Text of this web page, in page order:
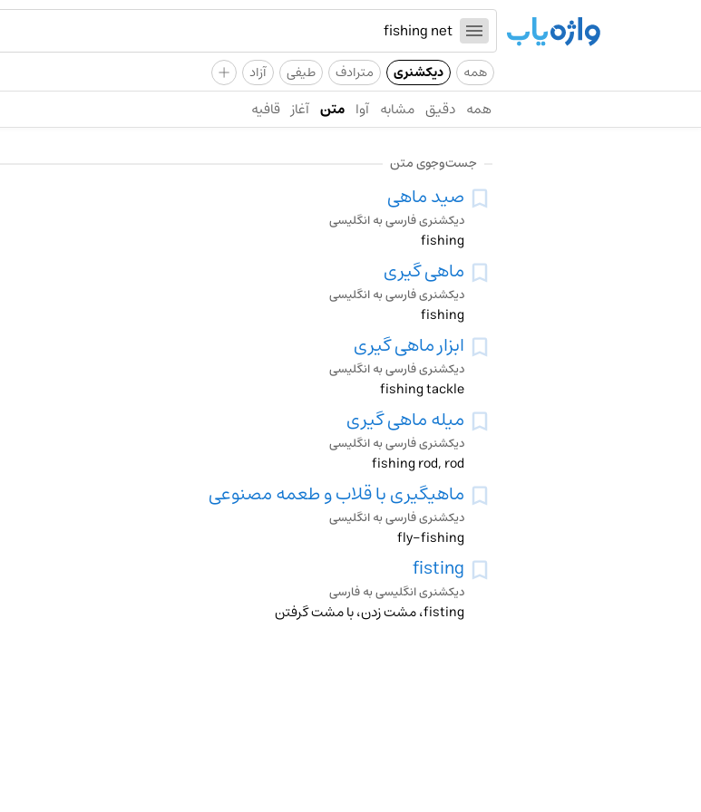
همه دیکشنری مترادف طیفی آزاد +
همه دقیق مشابه آوا متن آغاز قافیه
جست‌وجوی متن
صید ماهی
دیکشنری فارسی به انگلیسی
fishing
ماهی گیری
دیکشنری فارسی به انگلیسی
fishing
ابزار ماهی گیری
دیکشنری فارسی به انگلیسی
fishing tackle
میله ماهی گیری
دیکشنری فارسی به انگلیسی
fishing rod, rod
ماهیگیری با قلاب و طعمه مصنوعی
دیکشنری فارسی به انگلیسی
fly-fishing
fisting
دیکشنری انگلیسی به فارسی
fisting، مشت زدن، با مشت گرفتن